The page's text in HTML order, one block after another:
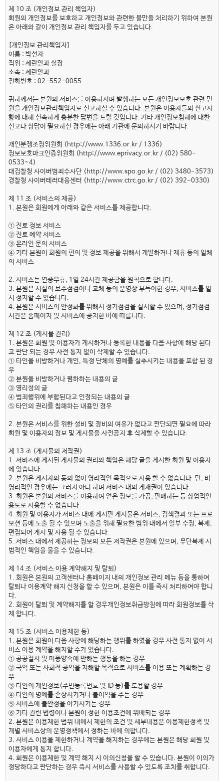
제 10 조 (개인정보 관리 책임자)
회원의 개인정보를 보호하고 개인정보와 관련한 불만을 처리하기 위하여 본원
은 아래와 같이 개인정보 관리 책임자를 두고 있습니다.
[개인정보 관리책임자]
이름 : 박선자
직위 : 세란안과 실장
소속 : 세란안과
전화번호 : 02-552-0055
귀하께서는 본원의 서비스를 이용하시며 발생하는 모든 개인정보보호 관련 민
원을 개인정보관리책임자로 신고하실 수 있습니다. 본원은 이용자들의 신고사
항에 대해 신속하게 충분한 답변을 드릴 것입니다. 기타 개인정보침해에 대한
신고나 상담이 필요하신 경우에는 아래 기관에 문의하시기 바랍니다.
개인분쟁조정위원회 (http://www.1336.or.kr / 1336)
정보보호마크인증위원회 (http://www.eprivacy.or.kr / (02) 580-
0533~4)
대검찰청 사이버범죄수사단 (http://www.spo.go.kr / (02) 3480-3573)
경찰청 사이버테러대응센터 (http://www.ctrc.go.kr / (02) 392-0330)
제 11 조 (서비스의 제공)
1. 본원은 회원에게 아래와 같은 서비스를 제공합니다.
① 진료 정보 서비스
② 진료 예약 서비스
③ 온라인 문의 서비스
④ 기타 본원이 회원의 편의 및 정보 제공을 위해서 개발하거나 제휴 등의 일체
의 서비스
2. 서비스는 연중무휴, 1일 24시간 제공함을 원칙으로 합니다.
3. 본원은 시설의 보수점검이나 교체 등의 운영상 부득이한 경우, 서비스를 일
시 정지할 수 있습니다.
4. 본원은 서비스의 안정화를 위해서 정기점검을 실시할 수 있으며, 정기점검
시간은 홈페이지 및 서비스에 공지한 바에 따릅니다.
제 12 조 (게시물 관리)
1. 본원은 회원 및 이용자가 게시하거나 등록한 내용을 다음 사항에 해당 된다
고 판단 되는 경우 사전 통지 없이 삭제할 수 있습니다.
① 타인을 비방하거나 개인, 특정 단체의 명예를 실추시키는 내용을 포함 된 경
우
② 본원을 비방하거나 폄하하는 내용의 글
③ 영리성의 글
④ 범죄행위에 부합된다고 인정되는 내용의 글
⑤ 타인의 권리를 침해하는 내용인 경우
2. 본원은 서비스를 위한 설비 및 장비의 여유가 없다고 판단되면 필요에 따라
회원 및 이용자의 정보 및 게시물을 사전공지 후 삭제할 수 있습니다.
제 13 조 (게시물의 저작권)
1. 서비스에 게시된 게시물의 권리와 책임은 해당 글을 게시한 회원 및 이용자
에 있습니다.
2. 본원은 게시자의 동의 없이 영리적인 목적으로 사용 할 수 없습니다. 단, 비
영리적인 경우에는 그러지 아니 하며 서비스 내의 게재권이 있습니다.
3. 회원은 본원의 서비스를 이용하여 얻은 정보를 가공, 판매하는 등 상업적인
용도로 사용할 수 없습니다.
4. 회원 및 이용자가 서비스 내에 게시판 게시물은 서비스, 검색결과 또는 프로
모션 등에 노출 될 수 있으며 노출을 위해 필요한 범위 내에서 일부 수정, 복제,
편집되어 게시 및 사용 될 수 있습니다.
5. 서비스 내에서 제공하는 정보의 모든 저작권은 본원에 있으며, 무단복제 시
법적인 책임을 물을 수 있습니다.
제 14 조 (서비스 이용 계약해지 및 탈퇴)
1. 회원은 본원의 고객센터나 홈페이지 내의 개인정보 관리 메뉴 등을 통하여
탈퇴나 이용계약 해지 신청을 할 수 있으며, 본원은 이를 즉시 처리하여야 합니
다.
2. 회원이 탈퇴 및 계약해지를 할 경우개인정보취급방침에 따라 회원정보를 삭
제 합니다.
제 15 조 (서비스 이용제한 등)
1. 본원은 회원이 다음 사항에 해당하는 행위를 하였을 경우 사전 통지 없이 서
비스 이용 계약을 해지할 수가 있습니다.
① 공공질서 및 미풍양속에 반하는 행동을 하는 경우
② 국익 또는 사회적 공익을 저해할 목적으로 서비스를 이용 또는 계획하는 경
우
③ 타인의 개인정보(주민등록번호 및 ID 등)를 도용할 경우
④ 타인의 명예를 손상시키거나 불이익을 주는 경우
⑤ 서비스에 불안정을 야기시키는 경우
⑥ 기타 관련 법령이나 본원이 정한 이용조건에 위배되는 경우
2. 본원은 이용제한 범위 내에서 제한의 조건 및 세부내용은 이용제한정책 및
개별 서비스상의 운영정책에서 정하는 바에 의합니다.
3. 서비스 이용을 제한하거나 계약을 해지하는 경우에는 본원은 해당 회원 및
이용자에게 통지 합니다.
4. 회원은 이용제한 및 계약 해지 시 이의신청을 할 수 있습니다. 본원이 이의가
정당하다고 판단하는 경우 즉시 서비스를 사용할 수 있도록 조치를 취합니다.